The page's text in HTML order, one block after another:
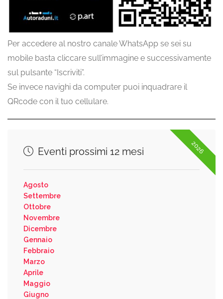
Per accedere al nostro canale WhatsApp se sei su
mobile basta cliccare sull’immagine e successivamente
sul pulsante “Iscriviti”.
Se invece navighi da computer puoi inquadrare il
QRcode con il tuo cellulare.
2026
Eventi prossimi 12 mesi
Agosto
Settembre
Ottobre
Novembre
Dicembre
Gennaio
Febbraio
Marzo
Aprile
Maggio
Giugno